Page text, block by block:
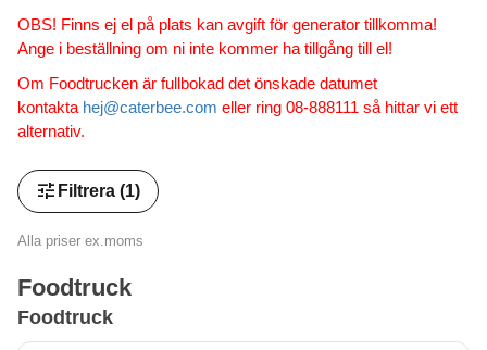
OBS! Finns ej el på plats kan avgift för generator tillkomma!
Ange i beställning om ni inte kommer ha tillgång till el!
Om Foodtrucken är fullbokad det önskade datumet
kontakta hej@caterbee.com eller ring 08-888111 så hittar vi ett
alternativ.
tune Filtrera (1)
Alla priser ex.moms
Foodtruck
Foodtruck